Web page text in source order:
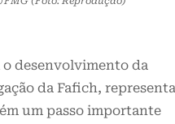
desenvolvimento da
da Fafich, representa
um passo importante